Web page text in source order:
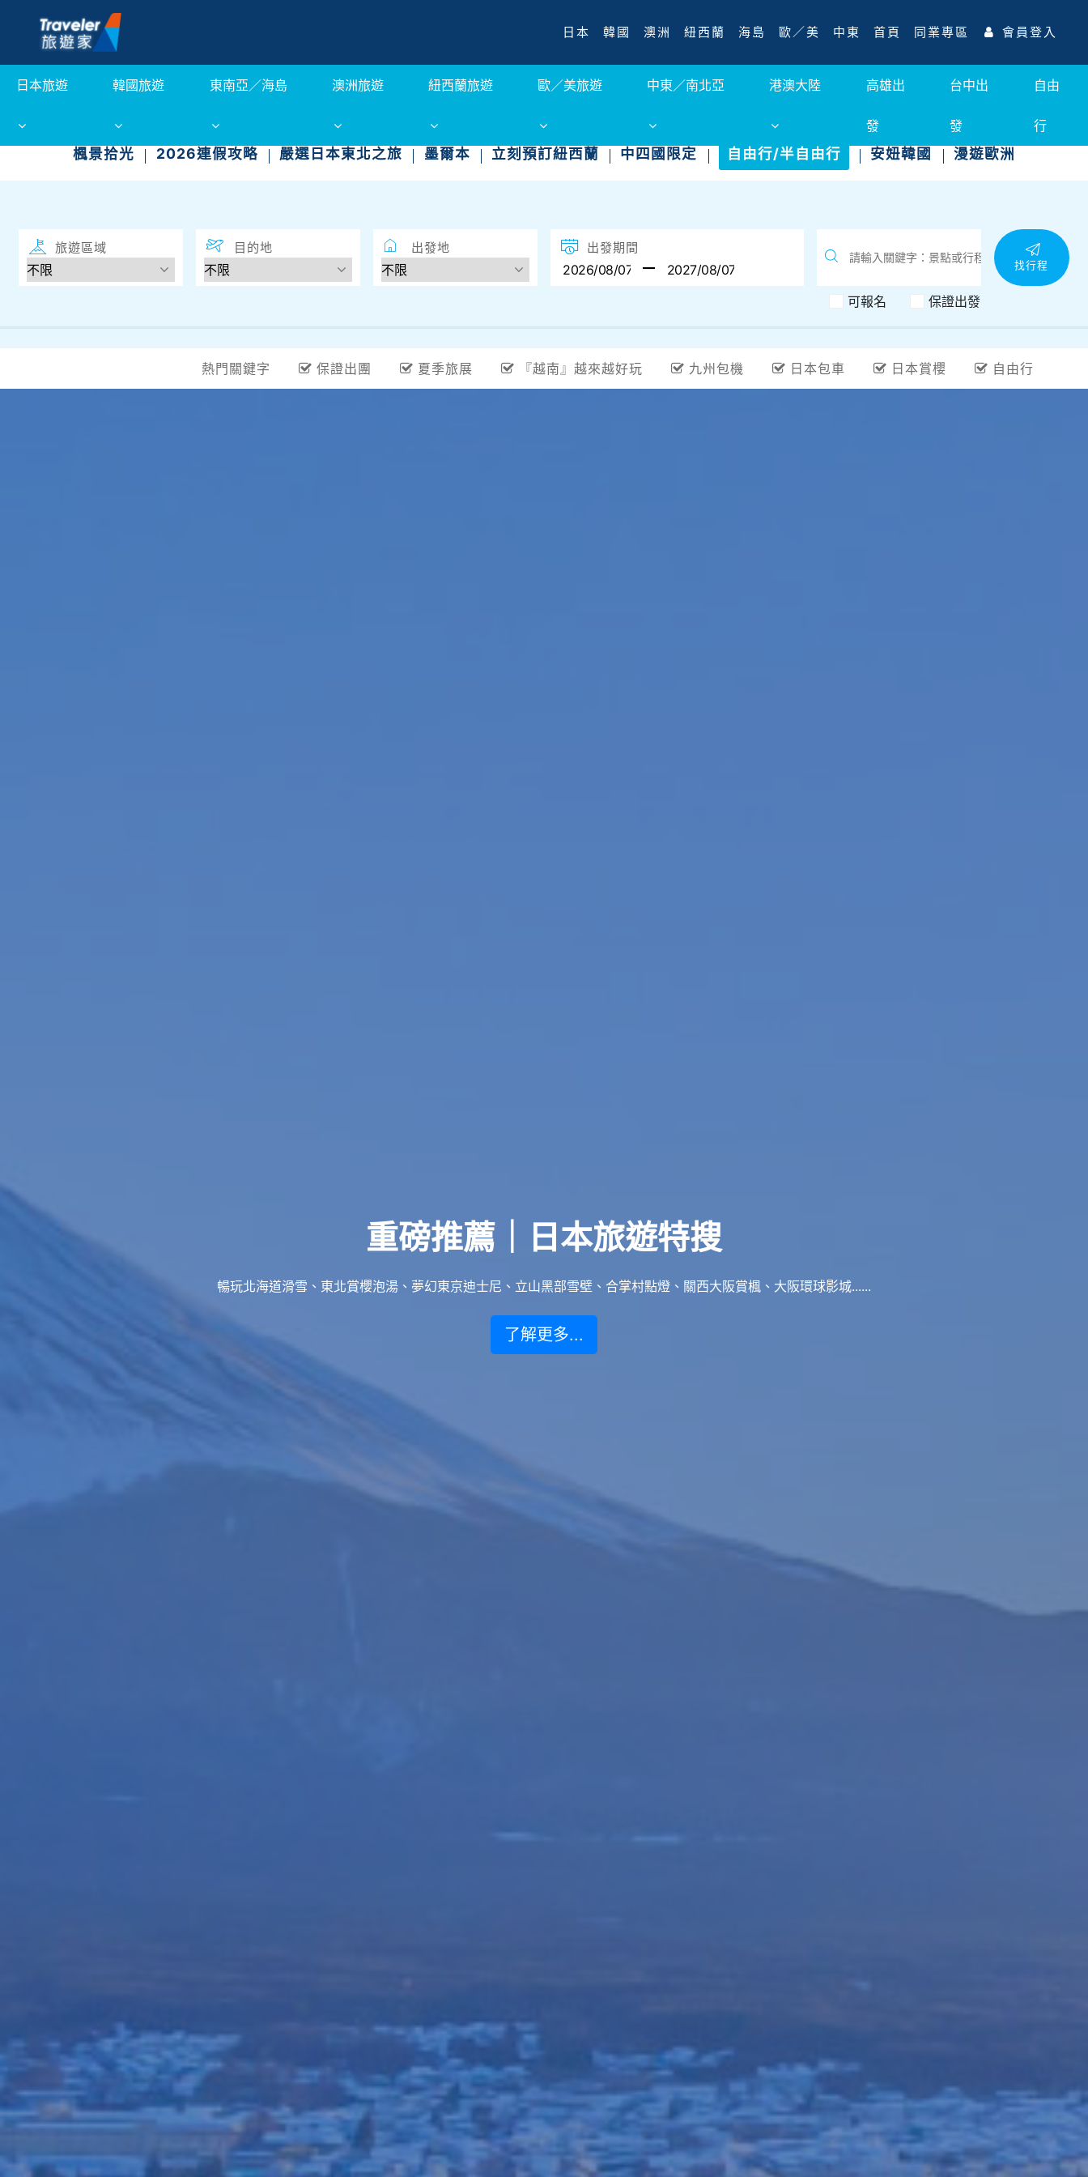
日本 韓國 澳洲 紐西蘭 海島 歐／美 中東 首頁 同業專區 會員登入
日本旅遊 韓國旅遊 東南亞／海島 澳洲旅遊 紐西蘭旅遊 歐／美旅遊 中東／南北亞 港澳大陸 高雄出
發
台中出
發
自由
行
楓景拾光 2026連假攻略 嚴選日本東北之旅 墨爾本 立刻預訂紐西蘭 中四國限定 自由行/半自由行 安妞韓國 漫遊歐洲
旅遊區域 目的地 出發地 出發期間
可報名 保證出發
找行程
熱門關鍵字 保證出團 夏季旅展 『越南』越來越好玩 九州包機 日本包車 日本賞櫻 自由行
重磅推薦｜日本旅遊特搜
暢玩北海道滑雪、東北賞櫻泡湯、夢幻東京迪士尼、立山黑部雪壁、合掌村點燈、關西大阪賞楓、大阪環球影城......
了解更多...